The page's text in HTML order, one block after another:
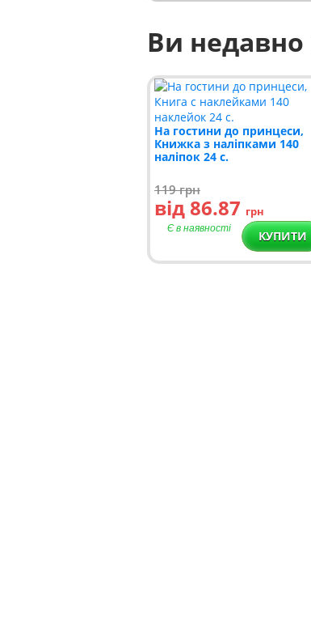
Ви недавно
На гостини до принцеси,
Книжка з наліпками 140
наліпок 24 с.
119грн
від 86.87 грн
Є в наявності КУПИТИ